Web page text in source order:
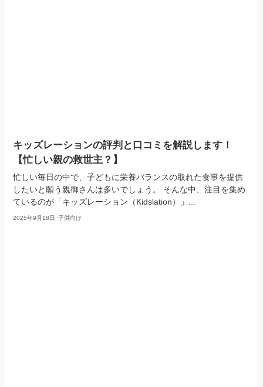
キッズレーションの評判と口コミを解説します！
【忙しい親の救世主？】
忙しい毎日の中で、子どもに栄養バランスの取れた食事を提供
したいと願う親御さんは多いでしょう。 そんな中、注目を集め
ているのが「キッズレーション（Kidslation）」...
2025年9月18日 子供向け